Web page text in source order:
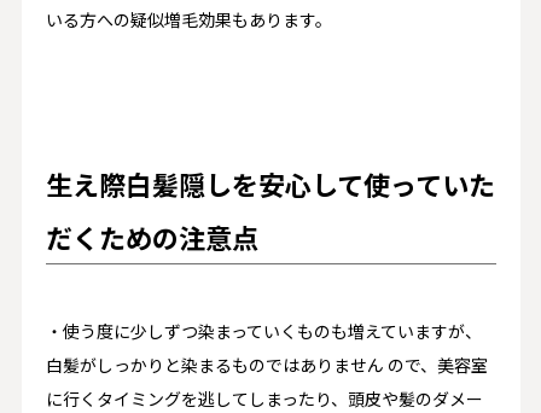
いる方への疑似増毛効果もあります。
生え際白髪隠しを安心して使っていた
だくための注意点
・使う度に少しずつ染まっていくものも増えていますが、
白髪がしっかりと染まるものではありません ので、美容室
に行くタイミングを逃してしまったり、頭皮や髪のダメー